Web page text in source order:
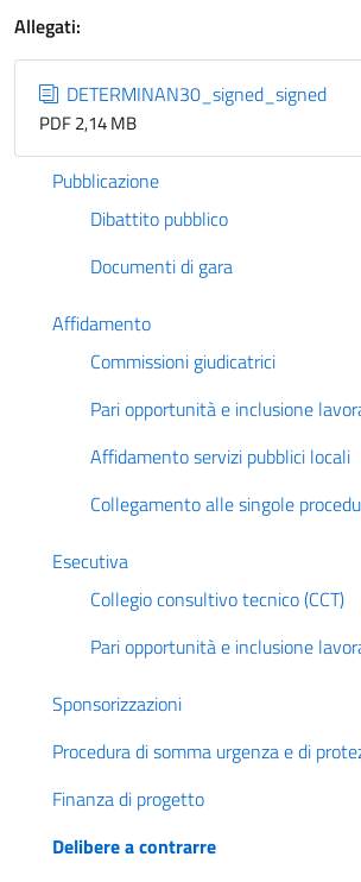
Allegati:
DETERMINAN30_signed_signed
PDF 2,14 MB
Pubblicazione
Dibattito pubblico
Documenti di gara
Affidamento
Commissioni giudicatrici
Pari opportunità e inclusione
Affidamento servizi pubblici locali
Collegamento alle singole
Esecutiva
Collegio consultivo tecnico (CCT)
Pari opportunità e inclusione
Sponsorizzazioni
Procedura di somma urgenza e di
Finanza di progetto
Delibere a contrarre